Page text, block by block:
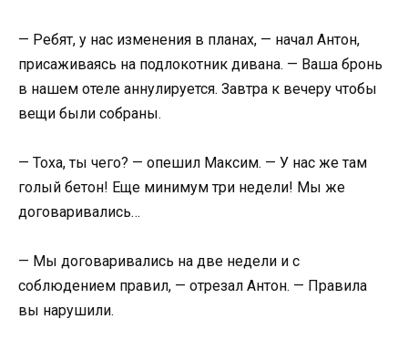
— Ребят, у нас изменения в планах, — начал Антон,
присаживаясь на подлокотник дивана. — Ваша бронь
в нашем отеле аннулируется. Завтра к вечеру чтобы
вещи были собраны.
— Тоха, ты чего? — опешил Максим. — У нас же там
голый бетон! Еще минимум три недели! Мы же
договаривались…
— Мы договаривались на две недели и с
соблюдением правил, — отрезал Антон. — Правила
вы нарушили.